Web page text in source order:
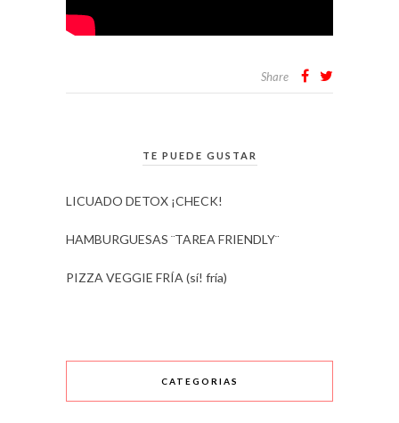
Share
TE PUEDE GUSTAR
LICUADO DETOX ¡CHECK!
HAMBURGUESAS ¨TAREA FRIENDLY¨
PIZZA VEGGIE FRÍA (sí! fría)
CATEGORIAS